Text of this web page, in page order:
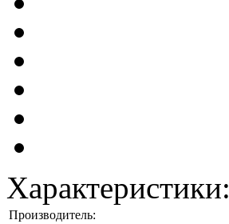
Характеристики:
Производитель: